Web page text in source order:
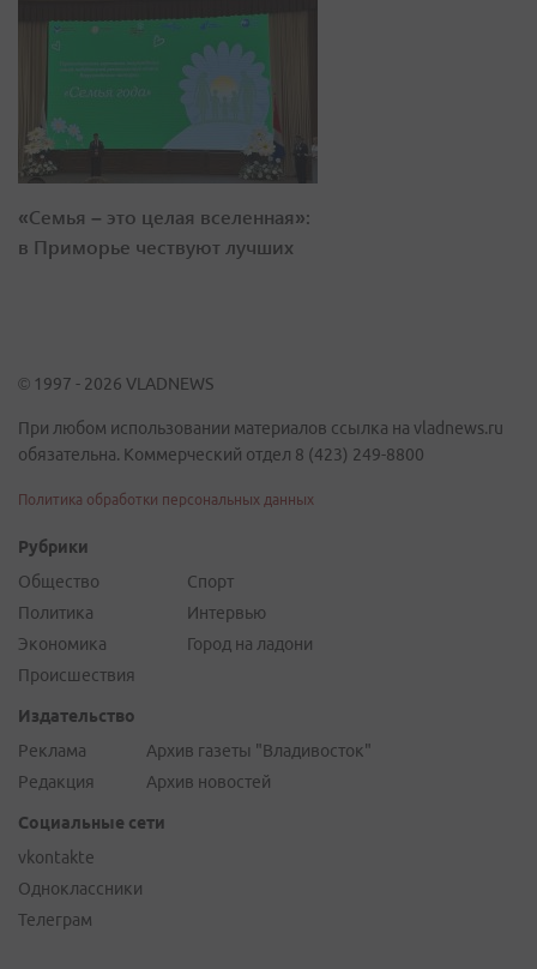
«Семья – это целая вселенная»:
в Приморье чествуют лучших
© 1997 - 2026 VLADNEWS
При любом использовании материалов ссылка на vladnews.ru
обязательна. Коммерческий отдел 8 (423) 249-8800
Политика обработки персональных данных
Рубрики
Общество
Политика
Экономика
Происшествия
Спорт
Интервью
Город на ладони
Издательство
Реклама
Редакция
Архив газеты "Владивосток"
Архив новостей
Социальные сети
vkontakte
Одноклассники
Телеграм